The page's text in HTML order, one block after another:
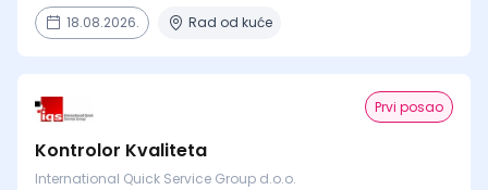
18.08.2026. Rad od kuće
Prvi posao
Kontrolor Kvaliteta
International Quick Service Group d.o.o.